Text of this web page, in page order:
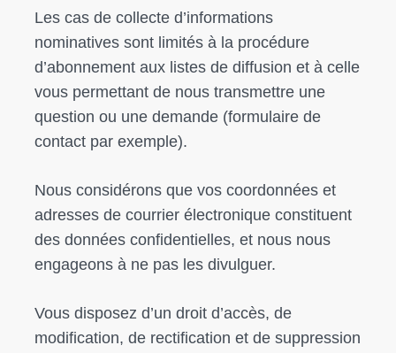
Les cas de collecte d’informations
nominatives sont limités à la procédure
d’abonnement aux listes de diffusion et à celle
vous permettant de nous transmettre une
question ou une demande (formulaire de
contact par exemple).
Nous considérons que vos coordonnées et
adresses de courrier électronique constituent
des données confidentielles, et nous nous
engageons à ne pas les divulguer.
Vous disposez d’un droit d’accès, de
modification, de rectification et de suppression